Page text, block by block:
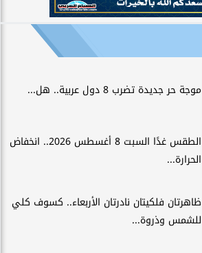
موجة حر جديدة تضرب 8 دول عربية.. هل...
الطقس غدًا السبت 8 أغسطس 2026.. انخفاض
الحرارة...
ظاهرتان فلكيتان نادرتان الأربعاء.. كسوف كلي
للشمس وذروة...